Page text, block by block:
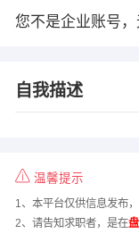
您不是企业账号
自我描述
温馨提示
1、本平台仅供信息发布
2、请告知求职者，是在